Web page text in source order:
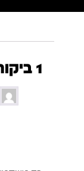
1 ביקורת עבור